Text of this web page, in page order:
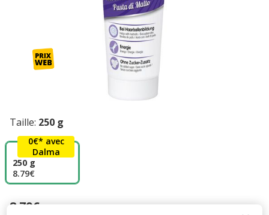
Taille: 250 g
250 g
0€* avec
Dalma
8.79€
Prix 8.79€
8.79€